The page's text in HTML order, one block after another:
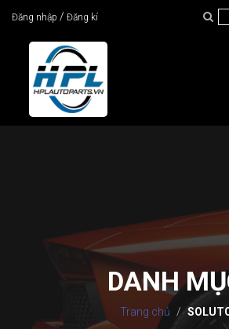
Đăng nhập / Đăng kí
DANH
Trang chủ